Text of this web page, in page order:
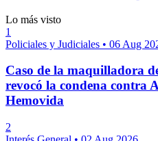
Lo más visto
1
Policiales y Judiciales • 06 Aug
Caso de la maquilladora
revocó la condena contra
Hemovida
2